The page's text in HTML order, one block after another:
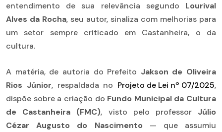
entendimento de sua relevância segundo Lourival
Alves da Rocha, seu autor, sinaliza com melhorias para
um setor sempre criticado em Castanheira, o da
cultura.
A matéria, de autoria do Prefeito Jakson de Oliveira
Rios Júnior, respaldada no Projeto de Lei nº 07/2025,
dispõe sobre a criação do Fundo Municipal da Cultura
de Castanheira (FMC), visto pelo professor Júlio
Cézar Augusto do Nascimento — que assumiu